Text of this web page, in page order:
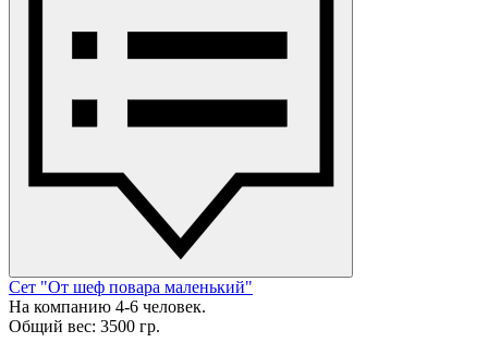
Сет "От шеф повара маленький"
На компанию 4-6 человек.
Общий вес: 3500 гр.